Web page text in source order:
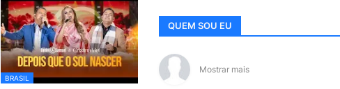
BRASIL
QUEM SOU EU
Mostrar mais